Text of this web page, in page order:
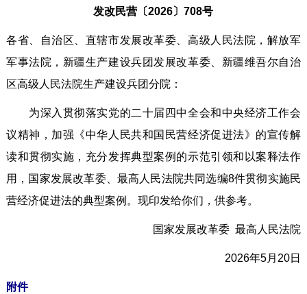
发改民营〔2026〕708号
各省、自治区、直辖市发展改革委、高级人民法院，解放军
军事法院，新疆生产建设兵团发展改革委、新疆维吾尔自治
区高级人民法院生产建设兵团分院：
为深入贯彻落实党的二十届四中全会和中央经济工作会
议精神，加强《中华人民共和国民营经济促进法》的宣传解
读和贯彻实施，充分发挥典型案例的示范引领和以案释法作
用，国家发展改革委、最高人民法院共同选编8件贯彻实施民
营经济促进法的典型案例。现印发给你们，供参考。
国家发展改革委 最高人民法院
2026年5月20日
附件